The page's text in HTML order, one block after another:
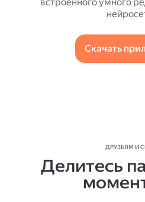
Скачать
ДРУЗЬЯМ И
Делитесь